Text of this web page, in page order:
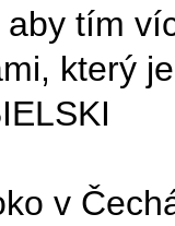
tím
který
v